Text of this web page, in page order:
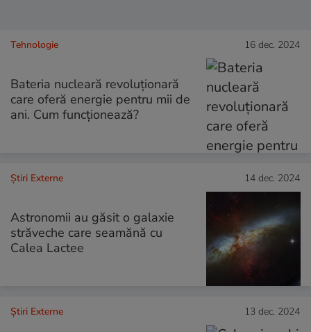
Tehnologie 16 dec. 2024
Bateria nucleară revoluționară
care oferă energie pentru mii de
ani. Cum funcționează?
Știri Externe 14 dec. 2024
Astronomii au găsit o galaxie
străveche care seamănă cu
Calea Lactee
Știri Externe 13 dec. 2024